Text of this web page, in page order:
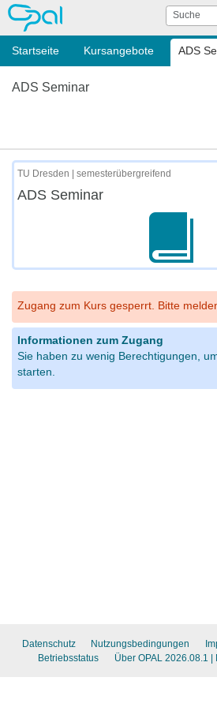
OPAL Suche
Startseite Kursangebote ADS
ADS Seminar
TU Dresden | semesterübergreifend
ADS Seminar
Zugang zum Kurs gesperrt. Bitte
Informationen zum Zugang
Sie haben zu wenig Berechtigungen,
starten.
Datenschutz Nutzungsbedingungen
Betriebsstatus
Über OPAL 2026.08.1